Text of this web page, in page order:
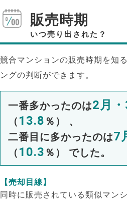
販売時期
いつ売り出された？
競合マンションの販売時期を知
ングの判断ができます。
一番多かったのは2月
（ 13.8 ％） 、
二番目に多かったのは7
（ 10.3 ％） でした。
【売却目線】
同時に販売されている類似マン